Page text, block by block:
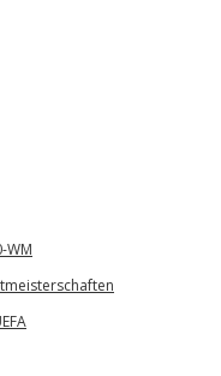
WM